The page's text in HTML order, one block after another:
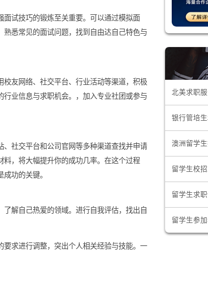
求职者中脱颖而出。
，加强面试技巧的锻炼至关重要。可以通过模拟面
的现。熟悉常见的面试问题，找到自由达自己特色与
可以利用校友网络、社交平台、行业活动等渠道，积极
取更多的行业信息与求职机会。，加入专业社团或参与
聘网站、社交平台和公司官网等多种渠道查找并申请
制求职材料，将大幅提升你的成功几率。在这个过程
耐心是成功的关键。
目标，了解自己热爱的领域。进行自我评估，找出自